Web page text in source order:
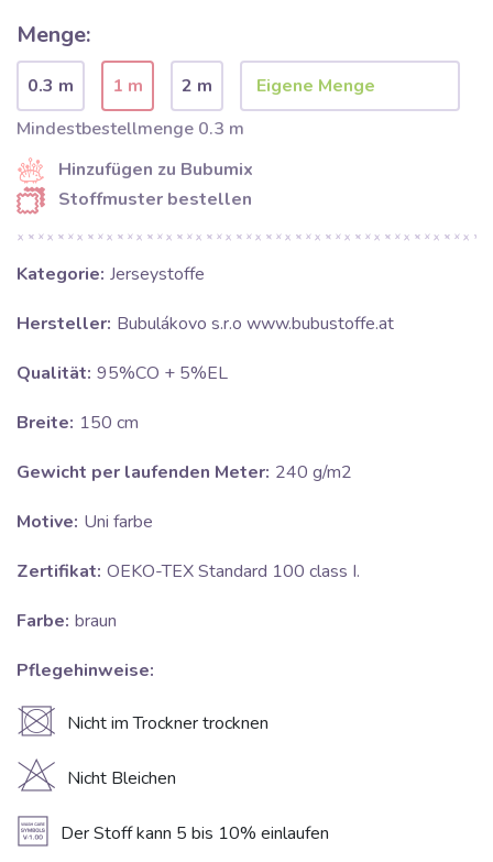
Menge:
0.3 m 1 m
2 m
Mindestbestellmenge 0.3 m
Hinzufügen zu Bubumix
Stoffmuster bestellen
Kategorie: Jerseystoffe
Hersteller: Bubulákovo s.r.o www.bubustoffe.at
Qualität: 95%CO + 5%EL
Breite: 150 cm
Gewicht per laufenden Meter: 240 g/m2
Motive: Uni farbe
Zertifikat: OEKO-TEX Standard 100 class I.
Farbe: braun
Pflegehinweise:
U Nicht im Trockner trocknen
H Nicht Bleichen
A Der Stoff kann 5 bis 10% einlaufen